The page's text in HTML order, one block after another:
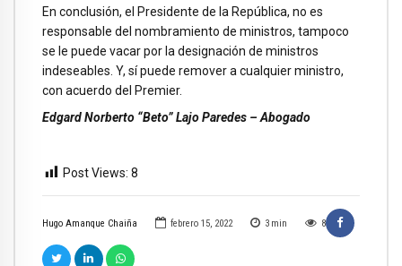
Hugo Amanque Chaiña febrero 15, 2022 3 min 8
En conclusión, el Presidente de la República, no es
responsable del nombramiento de ministros, tampoco
se le puede vacar por la designación de ministros
indeseables. Y, sí puede remover a cualquier ministro,
con acuerdo del Premier.
Edgard Norberto “Beto” Lajo Paredes – Abogado
Post Views: 8